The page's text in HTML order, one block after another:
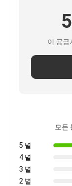
이 공급
모든
5 별
4 별
3 별
2 별